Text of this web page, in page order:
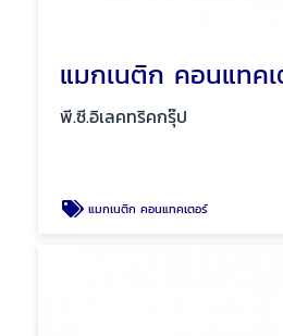
พี.ซี.อิเลคทริคกรุ๊ป
แมกเนติก คอนแทคเตอร์